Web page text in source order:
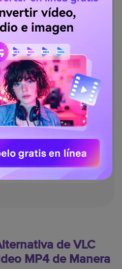
de VLC
MP4 de Manera